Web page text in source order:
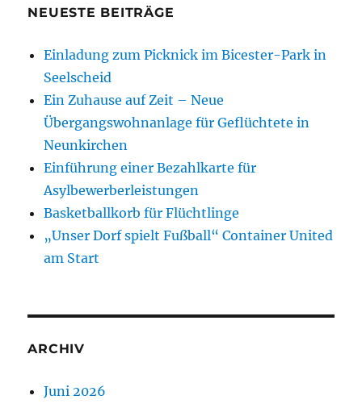
NEUESTE BEITRÄGE
Einladung zum Picknick im Bicester-Park in
Seelscheid
Ein Zuhause auf Zeit – Neue
Übergangswohnanlage für Geflüchtete in
Neunkirchen
Einführung einer Bezahlkarte für
Asylbewerberleistungen
Basketballkorb für Flüchtlinge
„Unser Dorf spielt Fußball“ Container United
am Start
ARCHIV
Juni 2026